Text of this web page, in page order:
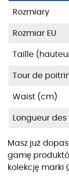
Rozmiary
Rozmiar EU
Taille
Tour de
Waist (cm)
Longueur
Masz już
gamę
kolekcję marki